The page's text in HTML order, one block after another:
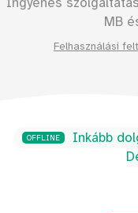
Ingyenes
MB
Felhasználási
OFFLINE
Inkább